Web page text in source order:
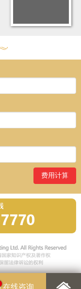
费用计算
在线咨询